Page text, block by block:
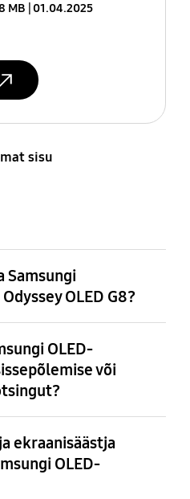
MB
01.04.2025
sisu
Samsungi
OLED G8?
OLED-
või
ekraanisäästja
OLED-